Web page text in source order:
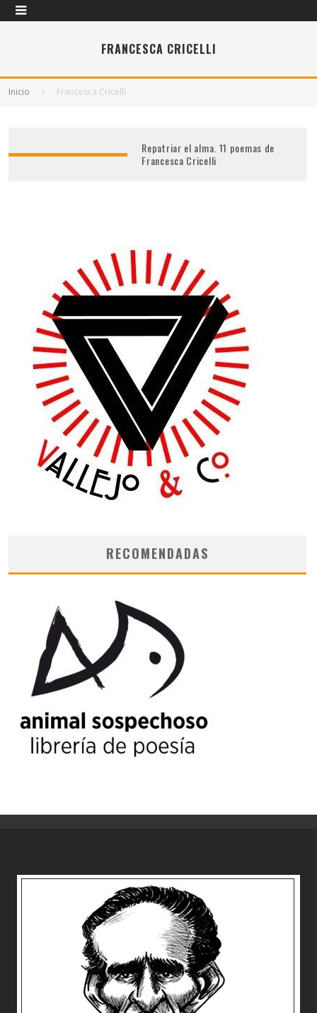
FRANCESCA CRICELLI
Inicio Francesca Cricelli
Repatriar el alma. 11 poemas de
Francesca Cricelli
RECOMENDADAS